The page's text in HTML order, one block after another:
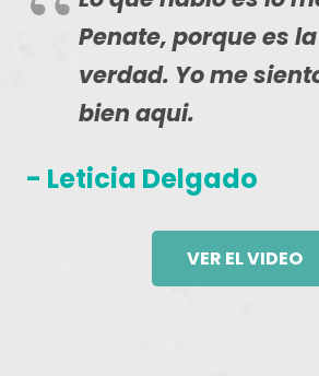
Penate, porque es la
verdad. Yo me
bien aqui.
- Leticia Delgado
VER EL VIDEO